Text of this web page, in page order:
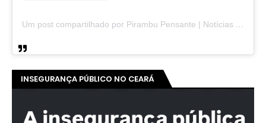
Um post compartilhado por Pirambu Pensante | Notícias & Entretenimento (@pirambupensante)
INSEGURANÇA PÚBLICO NO CEARÁ